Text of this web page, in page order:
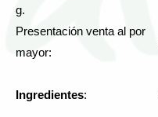
g.
Presentación venta al por
mayor:
Ingredientes: